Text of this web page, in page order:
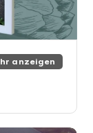
anzeigen